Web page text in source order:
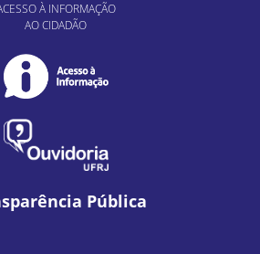
À INFORMAÇÃO
AO CIDADÃO
Pública